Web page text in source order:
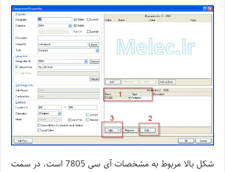
شکل بالا مربوط به مشخصات آی سی 7805 است. در سمت